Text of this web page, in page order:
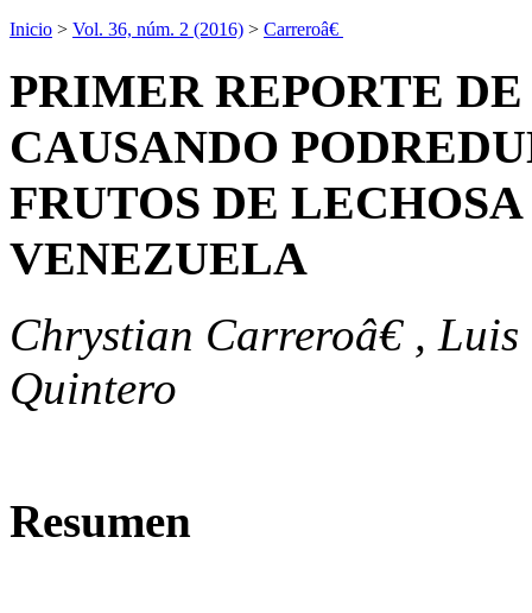
Inicio > Vol. 36, núm. 2 (2016) > Carreroâ€
PRIMER REPORTE
CAUSANDO
FRUTOS DE LECHOSA
VENEZUELA
Chrystian Carreroâ€ ,
Quintero
Resumen